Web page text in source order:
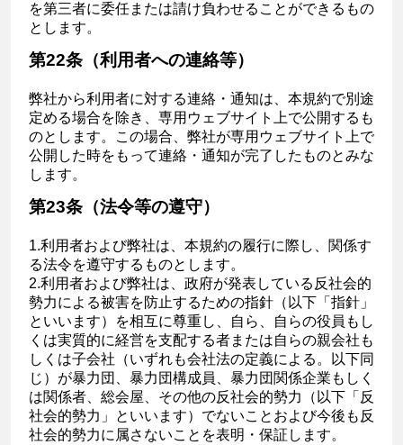
を第三者に委任または請け負わせることができるもの
とします。
第22条（利用者への連絡等）
弊社から利用者に対する連絡・通知は、本規約で別途
定める場合を除き、専用ウェブサイト上で公開するも
のとします。この場合、弊社が専用ウェブサイト上で
公開した時をもって連絡・通知が完了したものとみな
します。
第23条（法令等の遵守）
1.利用者および弊社は、本規約の履行に際し、関係す
る法令を遵守するものとします。
2.利用者および弊社は、政府が発表している反社会的
勢力による被害を防止するための指針（以下「指針」
といいます）を相互に尊重し、自ら、自らの役員もし
くは実質的に経営を支配する者または自らの親会社も
しくは子会社（いずれも会社法の定義による。以下同
じ）が暴力団、暴力団構成員、暴力団関係企業もしく
は関係者、総会屋、その他の反社会的勢力（以下「反
社会的勢力」といいます）でないことおよび今後も反
社会的勢力に属さないことを表明・保証します。